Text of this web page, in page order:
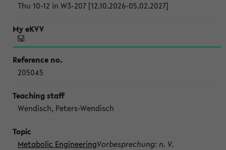
Thu 10-12 in W3-207 [12.10.2026-05.02.2027]
205045
Wendisch, Peters-Wendisch
Metabolic EngineeringVorbesprechung: n. V.